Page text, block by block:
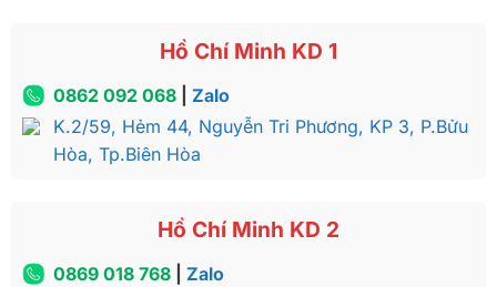
Hồ Chí Minh KD 1
0862 092 068| Zalo
K.2/59, Hẻm 44, Nguyễn Tri Phương, KP 3, P.Bửu
Hòa, Tp.Biên Hòa
Hồ Chí Minh KD 2
0869 018 768| Zalo